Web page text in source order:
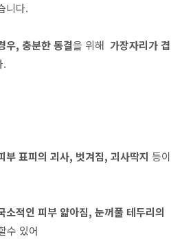
니다.
우, 충분한 동결을 위해 가장자리가 겹
.
부 표피의 괴사, 벗겨짐, 괴사딱지 등이
소적인 피부 얇아짐, 눈꺼풀 테두리의
수 있어